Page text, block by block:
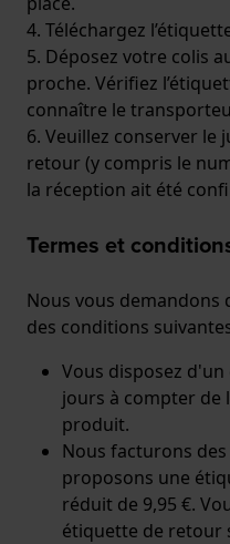
4. Téléchargez
5. Déposez votre colis
proche. Vérifiez
connaître le
6. Veuillez conserver le
retour (y compris le
la réception ait été
Termes et
Nous vous
des conditions
Vous disposez
jours à compter de
produit.
Nous facturons
proposons une
réduit de 9,95 €.
étiquette de retour